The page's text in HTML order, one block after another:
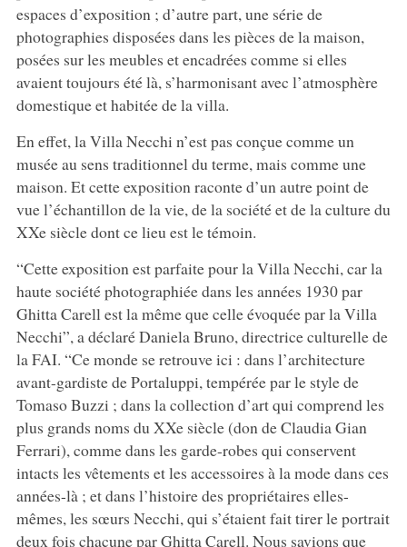
espaces d’exposition ; d’autre part, une série de
photographies disposées dans les pièces de la maison,
posées sur les meubles et encadrées comme si elles
avaient toujours été là, s’harmonisant avec l’atmosphère
domestique et habitée de la villa.
En effet, la Villa Necchi n’est pas conçue comme un
musée au sens traditionnel du terme, mais comme une
maison. Et cette exposition raconte d’un autre point de
vue l’échantillon de la vie, de la société et de la culture du
XXe siècle dont ce lieu est le témoin.
“Cette exposition est parfaite pour la Villa Necchi, car la
haute société photographiée dans les années 1930 par
Ghitta Carell est la même que celle évoquée par la Villa
Necchi”, a déclaré Daniela Bruno, directrice culturelle de
la FAI. “Ce monde se retrouve ici : dans l’architecture
avant-gardiste de Portaluppi, tempérée par le style de
Tomaso Buzzi ; dans la collection d’art qui comprend les
plus grands noms du XXe siècle (don de Claudia Gian
Ferrari), comme dans les garde-robes qui conservent
intacts les vêtements et les accessoires à la mode dans ces
années-là ; et dans l’histoire des propriétaires elles-
mêmes, les sœurs Necchi, qui s’étaient fait tirer le portrait
deux fois chacune par Ghitta Carell. Nous savions que